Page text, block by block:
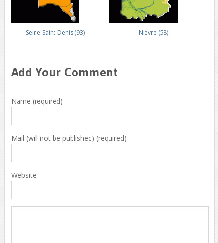
Seine-Saint-Denis (93) Nièvre (58)
Add Your Comment
Name (required)
Mail (will not be published) (required)
Website